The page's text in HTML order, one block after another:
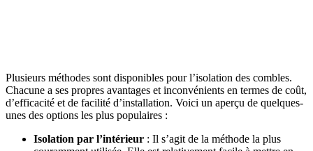
Plusieurs méthodes sont disponibles pour l’isolation des combles.
Chacune a ses propres avantages et inconvénients en termes de coût,
d’efficacité et de facilité d’installation. Voici un aperçu de quelques-
unes des options les plus populaires :
Isolation par l’intérieur : Il s’agit de la méthode la plus